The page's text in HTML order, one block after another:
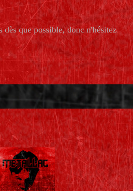
dès que possible, donc n'hésitez